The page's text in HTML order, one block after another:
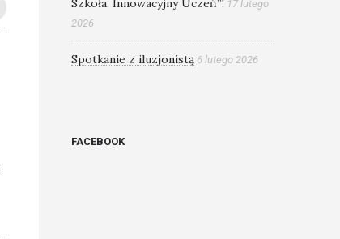
Szkoła. Innowacyjny Uczeń”! 17 lutego
2026
Spotkanie z iluzjonistą 6 lutego 2026
FACEBOOK